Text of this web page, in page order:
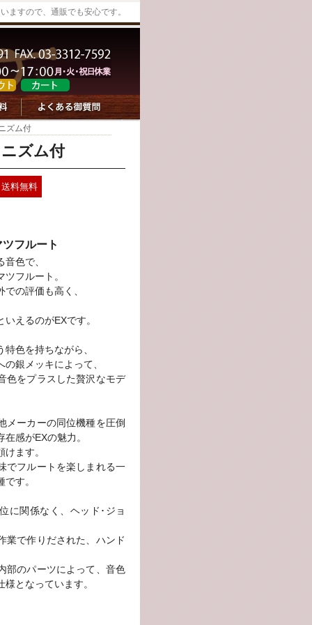
ますので、通販でも安心です。
ズム付
ズム付
送料無料
フルート
色で、
フルート。
の評価も高く、
えるのがEXです。
色を持ちながら、
銀メッキによって、
色をプラスした贅沢なモデ
メーカーの同位機種を圧倒
感がEXの魅力。
ます。
でフルートを楽しまれる一
です。
に関係なく、ヘッド･ジョ
業で作りだされた、ハンド
部のパーツによって、音色
となっています。